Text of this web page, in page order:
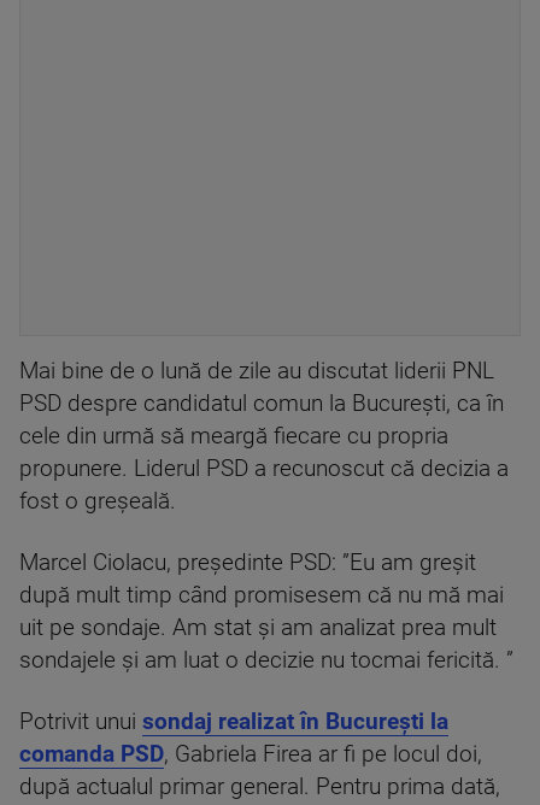
Mai bine de o lună de zile au discutat liderii PNL
PSD despre candidatul comun la București, ca în
cele din urmă să meargă fiecare cu propria
propunere. Liderul PSD a recunoscut că decizia a
fost o greșeală.
Marcel Ciolacu, președinte PSD: ”Eu am greșit
după mult timp când promisesem că nu mă mai
uit pe sondaje. Am stat și am analizat prea mult
sondajele și am luat o decizie nu tocmai fericită. ”
Potrivit unui sondaj realizat în București la
comanda PSD, Gabriela Firea ar fi pe locul doi,
după actualul primar general. Pentru prima dată,